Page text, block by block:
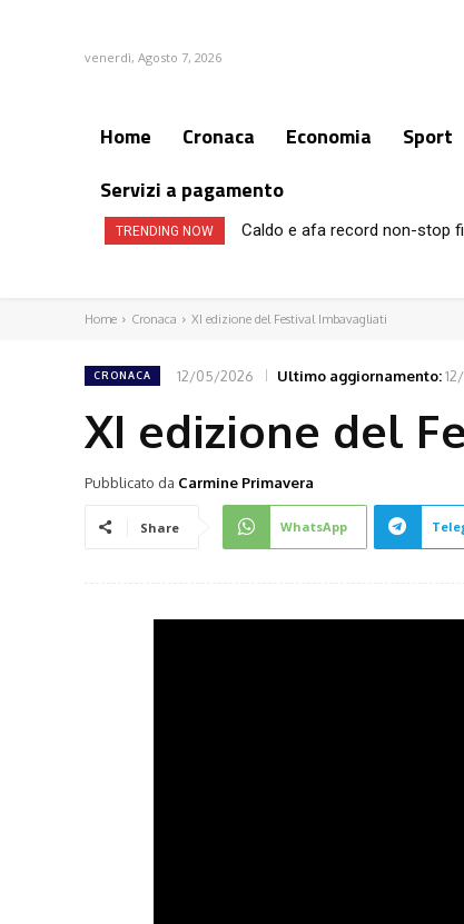
venerdì, Agosto 7, 2026
Home Cronaca Economia Sport
Servizi a pagamento
TRENDING NOW Caldo e afa record non-stop
Home Cronaca XI edizione del Festival Imbavagliati
CRONACA 12/05/2026 Ultimo aggiornamento:
XI edizione del
Pubblicato da Carmine Primavera
Share WhatsApp